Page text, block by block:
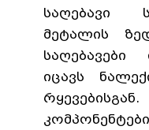
საღებავი
მეტალის
იცავს